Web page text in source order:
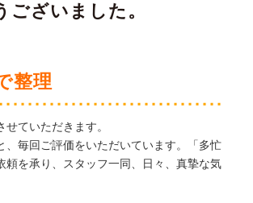
ざいました。
整理
ていただきます。
毎回ご評価をいただいています。「多忙
を承り、スタッフ一同、日々、真摯な気